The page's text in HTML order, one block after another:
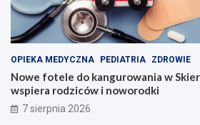
OPIEKA MEDYCZNA PEDIATRIA ZDROWIE
Nowe fotele do kangurowania w
wspiera rodziców i noworodki
7 sierpnia 2026